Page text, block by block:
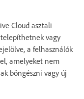
Cloud asztali
vagy
a felhasználók
amelyeket nem
böngészni vagy új